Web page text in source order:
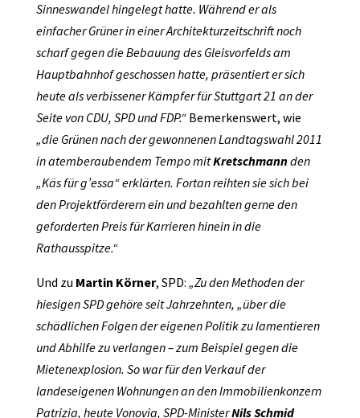
Sinneswandel hingelegt hatte. Während er als
einfacher Grüner in einer Architekturzeitschrift noch
scharf gegen die Bebauung des Gleisvorfelds am
Hauptbahnhof geschossen hatte, präsentiert er sich
heute als verbissener Kämpfer für Stuttgart 21 an der
Seite von CDU, SPD und FDP.“ Bemerkenswert, wie
„die Grünen nach der gewonnenen Landtagswahl 2011
in atemberaubendem Tempo mitKretschmannden
„Käs für g’essa“ erklärten. Fortan reihten sie sich bei
den Projektförderern ein und bezahlten gerne den
geforderten Preis für Karrieren hinein in die
Rathausspitze.“
Und zu Martin Körner, SPD: „Zu den Methoden der
hiesigen SPD gehöre seit Jahrzehnten, „über die
schädlichen Folgen der eigenen Politik zu lamentieren
und Abhilfe zu verlangen – zum Beispiel gegen die
Mietenexplosion. So war für den Verkauf der
landeseigenen Wohnungen an den Immobilienkonzern
Patrizia, heute Vonovia, SPD-MinisterNils Schmid